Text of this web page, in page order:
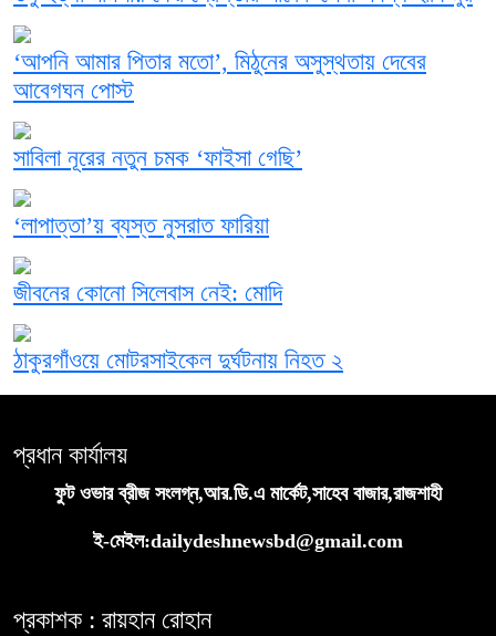
‘আপনি আমার পিতার মতো’, মিঠুনের অসুস্থতায় দেবের
আবেগঘন পোস্ট
সাবিলা নূরের নতুন চমক ‘ফাইসা গেছি’
‘লাপাত্তা’য় ব্যস্ত নুসরাত ফারিয়া
জীবনের কোনো সিলেবাস নেই: মোদি
ঠাকুরগাঁওয়ে মোটরসাইকেল দুর্ঘটনায় নিহত ২
প্রধান কার্যালয়
ফুট ওভার ব্রীজ সংলগ্ন,আর.ডি.এ মার্কেট,সাহেব বাজার,রাজশাহী
ই-মেইল:dailydeshnewsbd@gmail.com
প্রকাশক : রায়হান রোহান